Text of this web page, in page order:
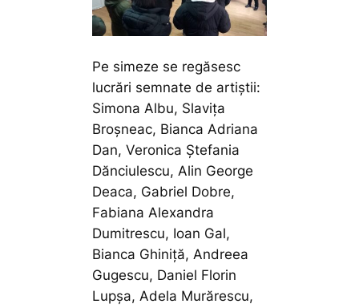
Pe simeze se regăsesc
lucrări semnate de artiștii:
Simona Albu, Slavița
Broșneac, Bianca Adriana
Dan, Veronica Ștefania
Dănciulescu, Alin George
Deaca, Gabriel Dobre,
Fabiana Alexandra
Dumitrescu, Ioan Gal,
Bianca Ghiniță, Andreea
Gugescu, Daniel Florin
Lupșa, Adela Murărescu,